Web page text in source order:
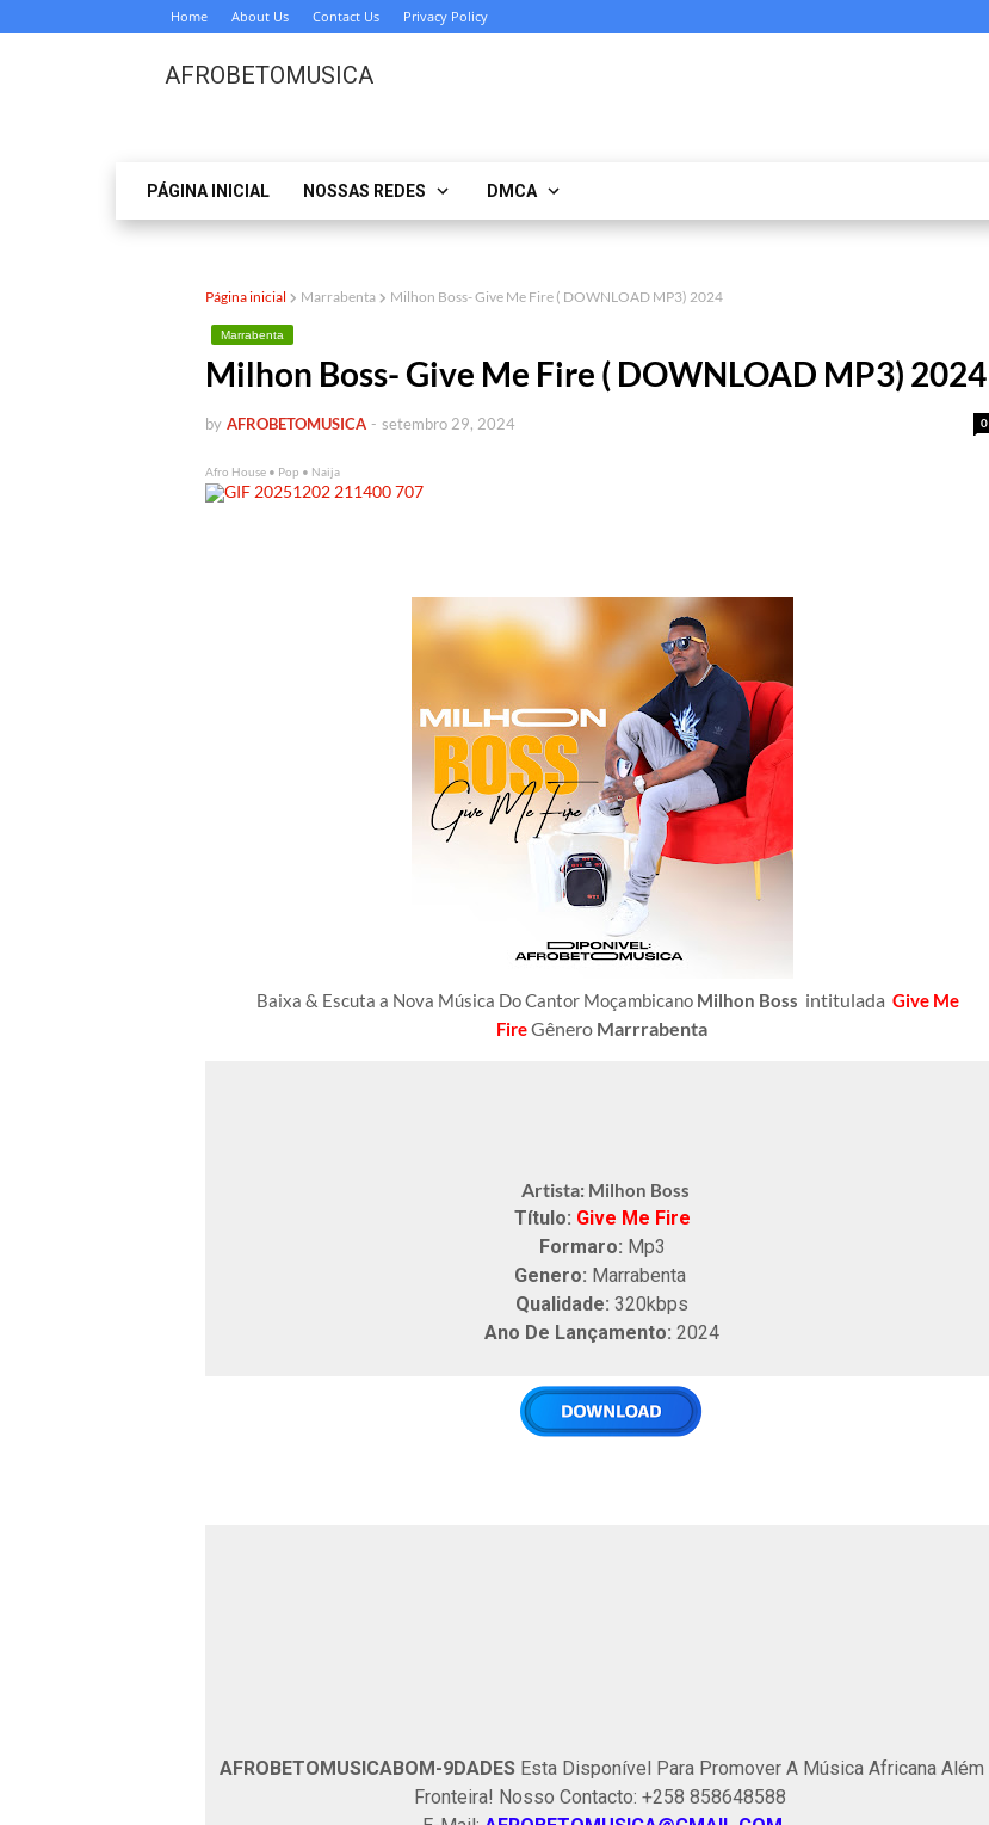
Home About Us Contact Us Privacy Policy
AFROBETOMUSICA
PÁGINA INICIAL NOSSAS REDES DMCA
Página inicial Marrabenta Milhon Boss- Give Me Fire ( DOWNLOAD MP3) 2024
Marrabenta
Milhon Boss- Give Me Fire ( DOWNLOAD MP3) 2024
by AFROBETOMUSICA 0
- setembro 29, 2024
Afro House • Pop • Naija
Baixa & Escuta a Nova Música Do Cantor Moçambicano Milhon Boss intitulada Give Me
FireGênero Marrrabenta
Artista: Milhon Boss
Título: Give Me Fire
Formaro: Mp3
Genero: Marrabenta
Qualidade: 320kbps
Ano De Lançamento: 2024
AFROBETOMUSICABOM-9DADES Esta Disponível Para Promover A Música Africana Além
Fronteira! Nosso Contacto: +258 858648588